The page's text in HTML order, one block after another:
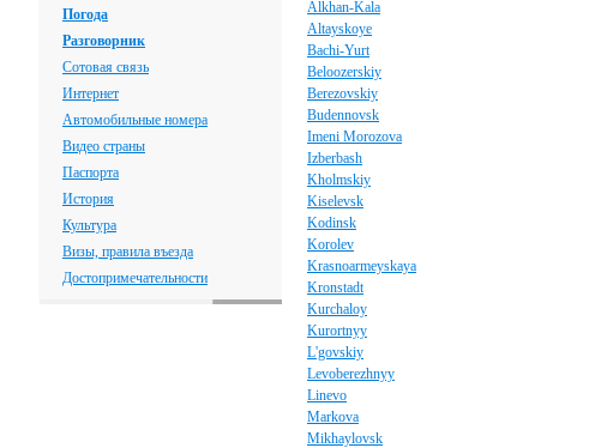
Погода
Разговорник
Сотовая связь
Интернет
Автомобильные номера
Видео страны
Паспорта
История
Культура
Визы, правила въезда
Достопримечательности
Alkhan-Kala
Altayskoye
Bachi-Yurt
Beloozerskiy
Berezovskiy
Budennovsk
Imeni Morozova
Izberbash
Kholmskiy
Kiselevsk
Kodinsk
Korolev
Krasnoarmeyskaya
Kronstadt
Kurchaloy
Kurortnyy
L'govskiy
Levoberezhnyy
Linevo
Markova
Mikhaylovsk